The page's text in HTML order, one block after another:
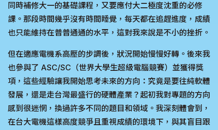
同時補修大一的基礎課程，又要應付大二極度沈重的必修
課。那段時間幾乎沒有時間睡覺，每天都在追趕進度，成績
也只能維持在普普通通的水平，這對我來說是不小的挫折。
但在適應電機系高壓的步調後，狀況開始慢慢好轉。後來我
也參與了 ASC/SC（世界大學生超級電腦競賽）並獲得獎
項，這些經驗讓我開始思考未來的方向：究竟是要往純軟體
發展，還是走台灣最盛行的硬體產業？起初我對專題的方向
感到很迷惘，換過許多不同的題目和領域。我深刻體會到，
在台大電機這樣高度競爭且重視成績的環境下，與其盲目跟